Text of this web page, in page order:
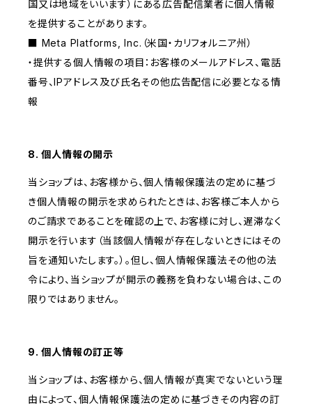
国又は地域をいいます）にある広告配信業者に個人情報
を提供することがあります。
■ Meta Platforms, Inc.（米国・カリフォルニア州）
・提供する個人情報の項目：お客様のメールアドレス、電話
番号、IPアドレス及び氏名その他広告配信に必要となる情
報
8. 個人情報の開示
当ショップは、お客様から、個人情報保護法の定めに基づ
き個人情報の開示を求められたときは、お客様ご本人から
のご請求であることを確認の上で、お客様に対し、遅滞なく
開示を行います（当該個人情報が存在しないときにはその
旨を通知いたします。）。但し、個人情報保護法その他の法
令により、当ショップが開示の義務を負わない場合は、この
限りではありません。
9. 個人情報の訂正等
当ショップは、お客様から、個人情報が真実でないという理
由によって、個人情報保護法の定めに基づきその内容の訂